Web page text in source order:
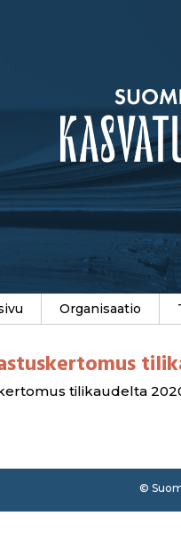
Organisaatio
tilikaudelta
©